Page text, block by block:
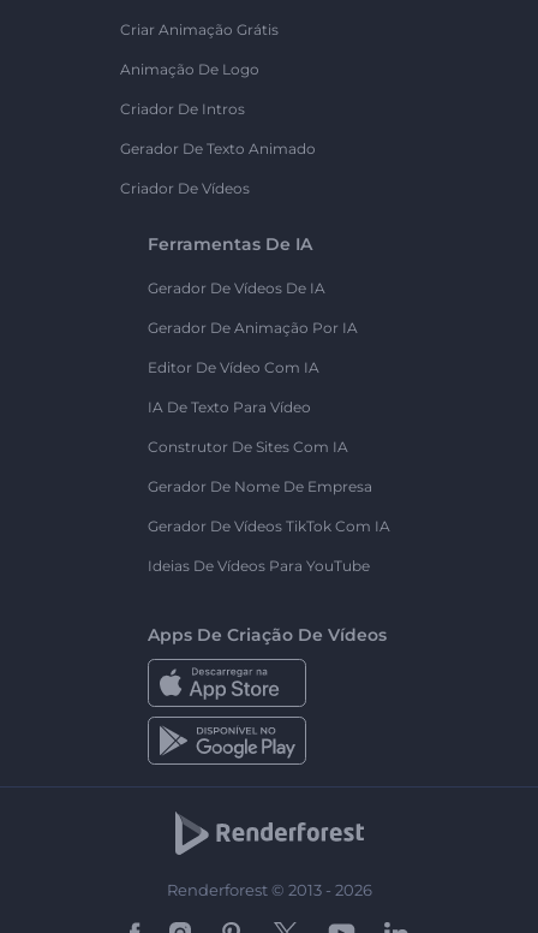
Criar Animação Grátis
Animação De Logo
Criador De Intros
Gerador De Texto Animado
Criador De Vídeos
Ferramentas De IA
Gerador De Vídeos De IA
Gerador De Animação Por IA
Editor De Vídeo Com IA
IA De Texto Para Vídeo
Construtor De Sites Com IA
Gerador De Nome De Empresa
Gerador De Vídeos TikTok Com IA
Ideias De Vídeos Para YouTube
Apps De Criação De Vídeos
Renderforest © 2013 - 2026